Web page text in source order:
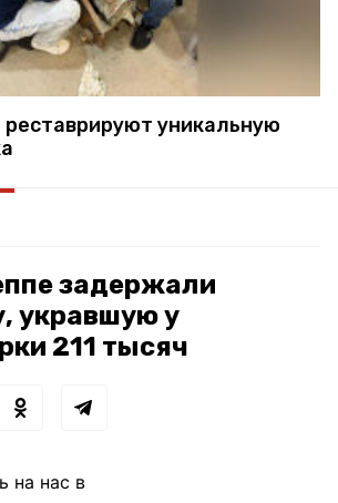
уникальную
задержали
укравшую у
211 тысяч
на нас в